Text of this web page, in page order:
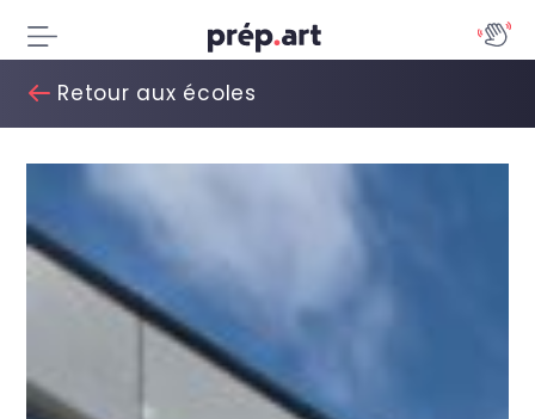
Retour aux écoles